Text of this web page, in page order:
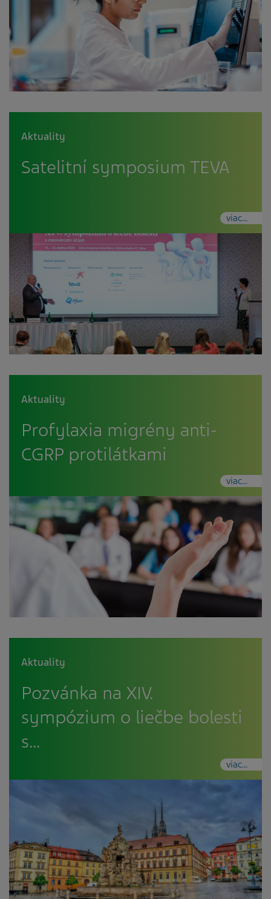
Aktuality
Satelitní symposium TEVA
viac...
Aktuality
Profylaxia migrény anti-
CGRP protilátkami
viac...
Aktuality
Pozvánka na XIV.
sympózium o liečbe bolesti
s…
viac...